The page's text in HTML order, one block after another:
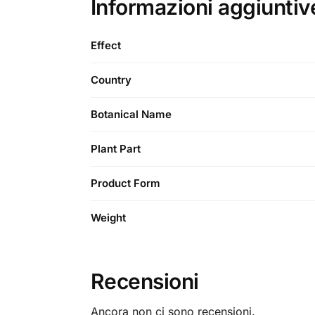
Informazioni
Effect
Country
Botanical Name
Plant Part
Product Form
Weight
Recensioni
Ancora non ci sono recensioni.